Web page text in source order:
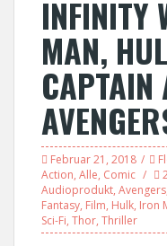
INFINITY
MAN,
CAPTAIN
Februar 21, 2018
Action, Alle, Comic
Audioprodukt, Avengers
Fantasy, Film, Hulk, Iron
Sci-Fi, Thor, Thriller